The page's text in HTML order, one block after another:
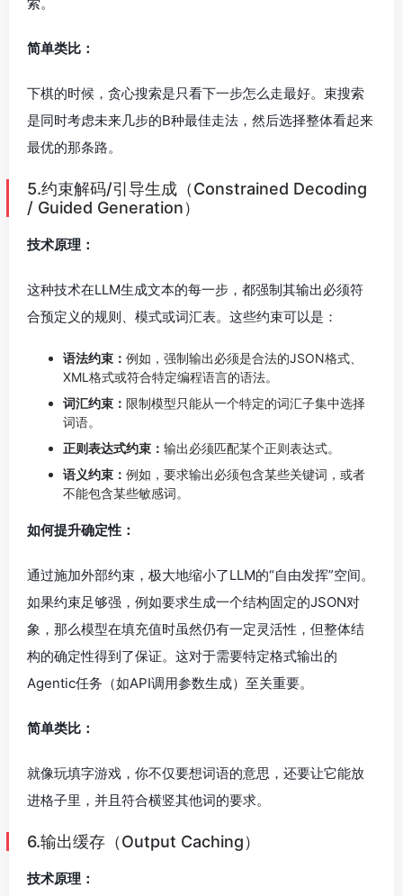
索。
简单类比：
下棋的时候，贪心搜索是只看下一步怎么走最好。束搜索
是同时考虑未来几步的B种最佳走法，然后选择整体看起来
最优的那条路。
5.约束解码/引导生成（Constrained Decoding
/ Guided Generation）
技术原理：
这种技术在LLM生成文本的每一步，都强制其输出必须符
合预定义的规则、模式或词汇表。这些约束可以是：
语法约束： 例如，强制输出必须是合法的JSON格式、
XML格式或符合特定编程语言的语法。
词汇约束： 限制模型只能从一个特定的词汇子集中选择
词语。
正则表达式约束： 输出必须匹配某个正则表达式。
语义约束： 例如，要求输出必须包含某些关键词，或者
不能包含某些敏感词。
如何提升确定性：
通过施加外部约束，极大地缩小了LLM的“自由发挥”空间。
如果约束足够强，例如要求生成一个结构固定的JSON对
象，那么模型在填充值时虽然仍有一定灵活性，但整体结
构的确定性得到了保证。这对于需要特定格式输出的
Agentic任务（如API调用参数生成）至关重要。
简单类比：
就像玩填字游戏，你不仅要想词语的意思，还要让它能放
进格子里，并且符合横竖其他词的要求。
6.输出缓存（Output Caching）
技术原理：